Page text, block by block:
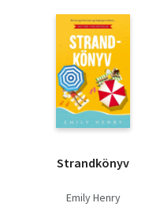
Művészet
Szakkönyv
Szótár, nyelvkönyv
Tankönyv, segédkönyv
Társadalomtudomány
Természettudomány
Strandkönyv
Emily Henry